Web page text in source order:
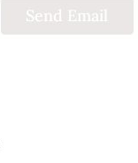
Send Email